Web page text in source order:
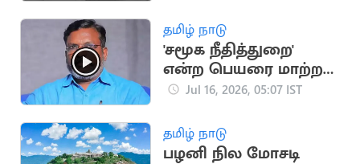
தமிழ் நாடு
'சமூக நீதித்துறை'
என்ற பெயரை மாற்ற
வேண்டும்..
Jul 16, 2026, 05:07 IST
தமிழ் நாடு
பழனி நில மோசடி